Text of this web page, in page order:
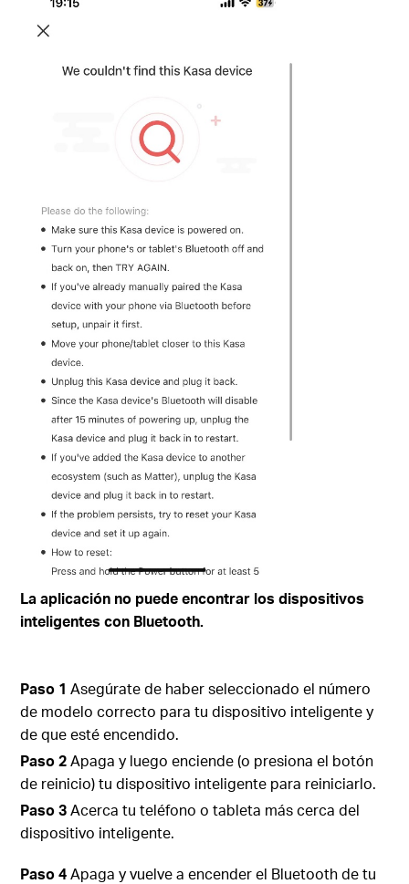
La aplicación no puede encontrar los dispositivos
inteligentes con Bluetooth.
Paso 1 Asegúrate de haber seleccionado el número
de modelo correcto para tu dispositivo inteligente y
de que esté encendido.
Paso 2Apaga y luego enciende (o presiona el botón
de reinicio) tu dispositivo inteligente para reiniciarlo.
Paso 3Acerca tu teléfono o tableta más cerca del
dispositivo inteligente.
Paso 4Apaga y vuelve a encender el Bluetooth de tu